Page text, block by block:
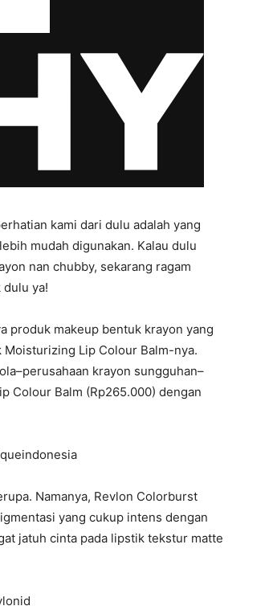
kami dari dulu adalah yang
mudah digunakan. Kalau dulu
nan chubby, sekarang ragam
ya!
produk makeup bentuk krayon yang
Lip Colour Balm-nya.
krayon sungguhan–
Colour Balm (Rp265.000) dengan
Namanya, Revlon Colorburst
yang cukup intens dengan
jatuh cinta pada lipstik tekstur matte